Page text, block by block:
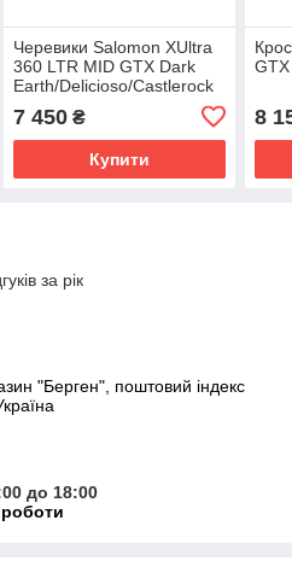
Черевики Salomon XUltra
360 LTR MID GTX Dark
Earth/Delicioso/Castlerock
7 450₴
Купити
8
за рік
"Берген", поштовий індекс
до 18:00